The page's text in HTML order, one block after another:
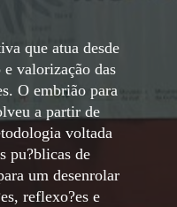
que atua desde
valorização das
O embrião para
a partir de
voltada
pu?blicas de
um desenrolar
reflexo?es e